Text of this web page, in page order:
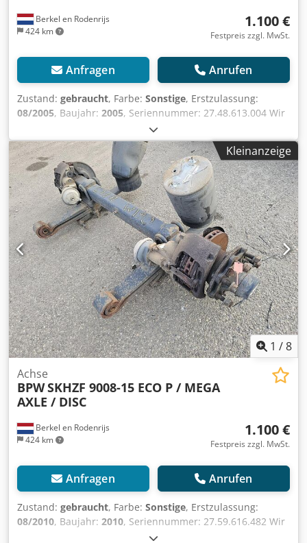
Berkel en Rodenrijs
424 km
1.100 €
Festpreis zzgl. MwSt.
Anfragen Anrufen
Zustand: gebraucht, Farbe: Sonstige, Erstzulassung:
08/2005, Baujahr: 2005, Seriennummer: 27.48.613.004 Wir
haben über 100 Achsen auf Lager. Bitte kontaktieren Sie
uns, wenn Sie nicht finden, wonach Sie suchen.
Codpfxezrtfuo Am Roha
Kleinanzeige
1 /8
Berkel en Rodenrijs
424 km
Achse
BPWSKHZF 9008-15 ECO P / MEGA
AXLE / DISC
1.100 €
Festpreis zzgl. MwSt.
Anfragen Anrufen
Zustand: gebraucht, Farbe: Sonstige, Erstzulassung:
08/2010, Baujahr: 2010, Seriennummer: 27.59.616.482 Wir
haben einen Lagerbestand von über 100 Achsen. Bitte